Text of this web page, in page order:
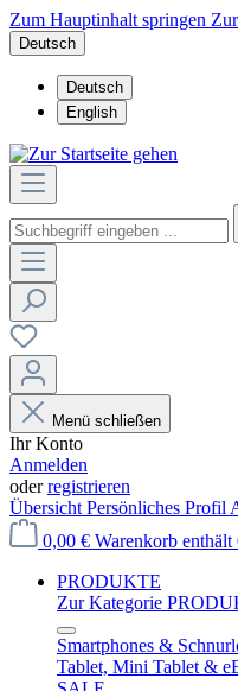
Zum Hauptinhalt springen
Deutsch
Deutsch
English
Menü schließen
Ihr Konto
Anmelden
oderregistrieren
Übersicht Persönliches Profil
0,00 € Warenkorb
PRODUKTE
Zur Kategorie
Smartphones &
Tablet, Mini Tablet &